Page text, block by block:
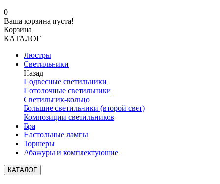
0
Ваша корзина пуста!
Корзина
КАТАЛОГ
Люстры
Светильники
Назад
Подвесные светильники
Потолочные светильники
Светильник-кольцо
Большие светильники (второй свет)
Композиции светильников
Бра
Настольные лампы
Торшеры
Абажуры и комплектующие
КАТАЛОГ